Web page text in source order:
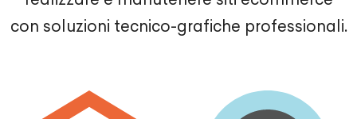
con soluzioni tecnico-grafiche professionali.